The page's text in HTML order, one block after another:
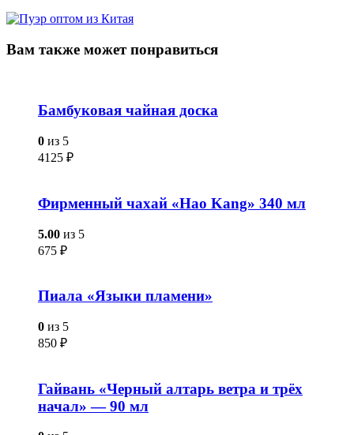
Вам также может понравиться
Бамбуковая чайная доска
0 из 5
4125 ₽
Фирменный чахай «Hao Kang» 340 мл
5.00 из 5
675 ₽
Пиала «Языки пламени»
0 из 5
850 ₽
Гайвань «Черный алтарь ветра и трёх
начал» — 90 мл